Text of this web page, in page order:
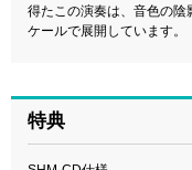
得たこの演奏は、音色の陰
ケールで展開しています。
特典